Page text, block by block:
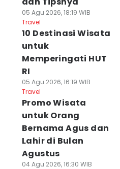
05 Agu 2026, 18:19 WIB
Travel
10 Destinasi Wisata
untuk
Memperingati HUT
RI
05 Agu 2026, 16:19 WIB
Travel
Promo Wisata
untuk Orang
Bernama Agus dan
Lahir di Bulan
Agustus
04 Agu 2026, 16:30 WIB